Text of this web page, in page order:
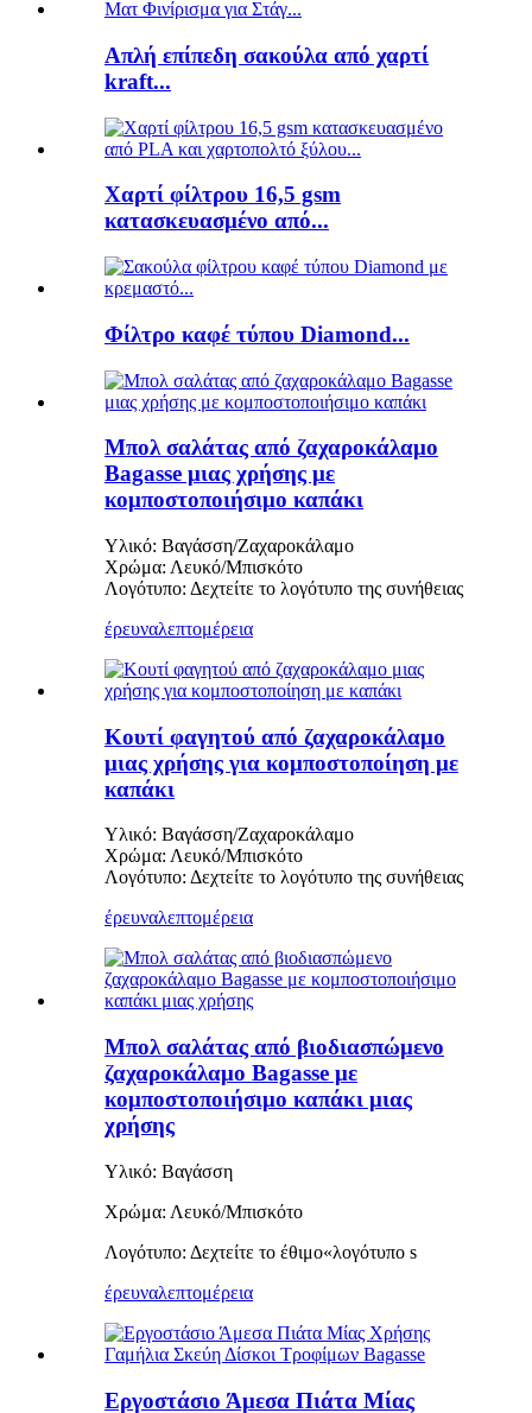
Απλή επίπεδη σακούλα από χαρτί
kraft...
Χαρτί φίλτρου 16,5 gsm
κατασκευασμένο από...
Φίλτρο καφέ τύπου Diamond...
Μπολ σαλάτας από ζαχαροκάλαμο
Bagasse μιας χρήσης με
κομποστοποιήσιμο καπάκι
Υλικό: Βαγάσση/Ζαχαροκάλαμο
Χρώμα: Λευκό/Μπισκότο
Λογότυπο: Δεχτείτε το λογότυπο της συνήθειας
έρευναλεπτομέρεια
Κουτί φαγητού από ζαχαροκάλαμο
μιας χρήσης για κομποστοποίηση με
καπάκι
Υλικό: Βαγάσση/Ζαχαροκάλαμο
Χρώμα: Λευκό/Μπισκότο
Λογότυπο: Δεχτείτε το λογότυπο της συνήθειας
έρευναλεπτομέρεια
Μπολ σαλάτας από βιοδιασπώμενο
ζαχαροκάλαμο Bagasse με
κομποστοποιήσιμο καπάκι μιας
χρήσης
Υλικό: Βαγάσση
Χρώμα: Λευκό/Μπισκότο
Λογότυπο: Δεχτείτε το έθιμο«λογότυπο s
έρευναλεπτομέρεια
Εργοστάσιο Άμεσα Πιάτα Μίας